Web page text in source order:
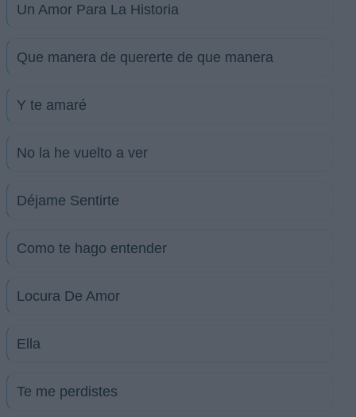
Un Amor Para La Historia
Que manera de quererte de que manera
Y te amaré
No la he vuelto a ver
Déjame Sentirte
Como te hago entender
Locura De Amor
Ella
Te me perdistes